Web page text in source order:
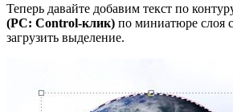
Теперь давайте добавим текст по
(PC: Control-клик) по миниатюре слоя
загрузить выделение.